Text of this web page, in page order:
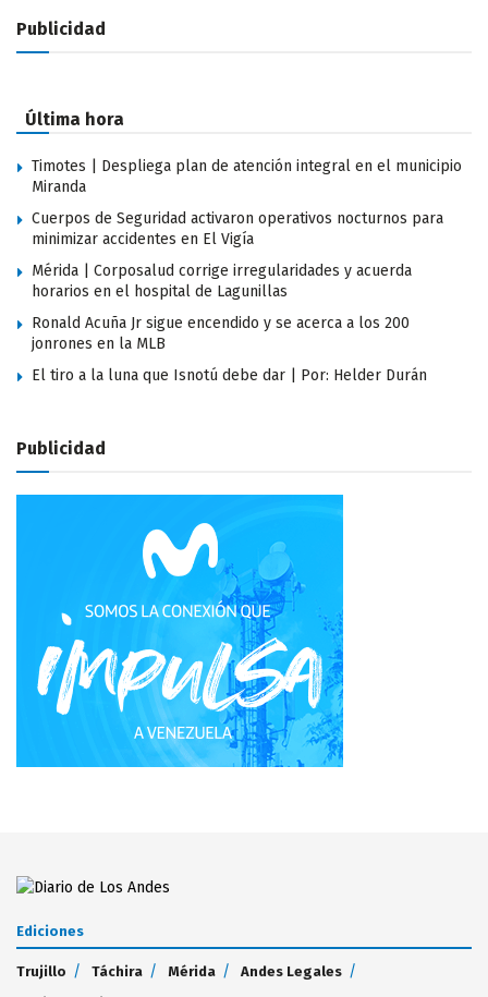
Publicidad
Última hora
Timotes | Despliega plan de atención integral en el municipio
Miranda
Cuerpos de Seguridad activaron operativos nocturnos para
minimizar accidentes en El Vigía
Mérida | Corposalud corrige irregularidades y acuerda
horarios en el hospital de Lagunillas
Ronald Acuña Jr sigue encendido y se acerca a los 200
jonrones en la MLB
El tiro a la luna que Isnotú debe dar | Por: Helder Durán
Publicidad
Ediciones
Trujillo Táchira Mérida
Andes Legales